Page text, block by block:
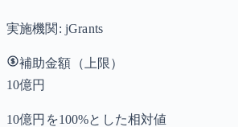
実施機関: jGrants
補助金額（上限）
10億円
10億円を100%とした相対値